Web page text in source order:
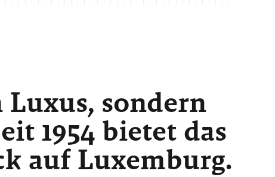
sondern
1954 bietet das
auf Luxemburg.